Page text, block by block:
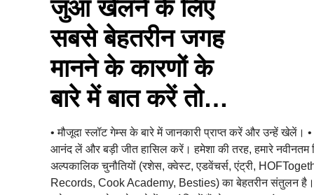
जुआ खेलने के लिए
सबसे बेहतरीन जगह
मानने के कारणों के
बारे में बात करें तो…
• मौजूदा स्लॉट गेम्स के बारे में जानकारी प्राप्त करें और उन्हें खेलें।
आनंद लें और बड़ी जीत हासिल करें। हमेशा की तरह, हमारे
अल्पकालिक चुनौतियों (रशेस, क्वेस्ट, एडवेंचर्स, एंट्री,
Records, Cook Academy, Besties) का बेहतरीन संतुलन